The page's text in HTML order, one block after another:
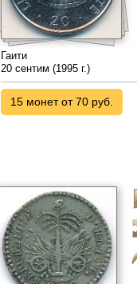
Гаити
20 сентим (1995 г.)
15 монет от 70 руб.